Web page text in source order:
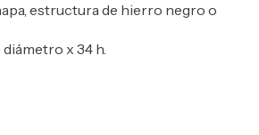
estructura de hierro negro o
x 34 h.